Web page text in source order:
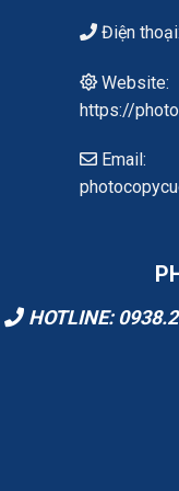
Điện
Website:
https://
Email:
HOTLINE: